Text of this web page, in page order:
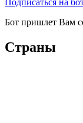
Бот пришлет Вам
Страны